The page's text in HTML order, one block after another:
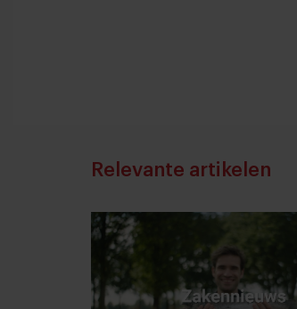
Relevante artikelen